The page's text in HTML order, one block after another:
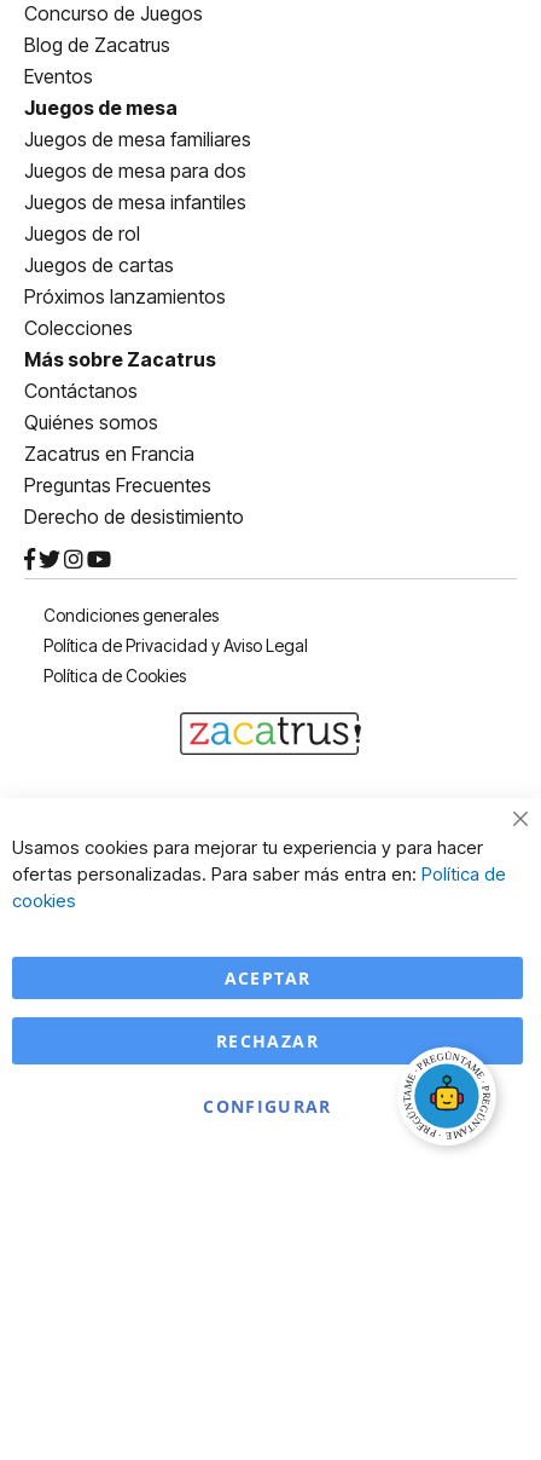
Concurso de Juegos
Blog de Zacatrus
Eventos
Juegos de mesa
Juegos de mesa familiares
Juegos de mesa para dos
Juegos de mesa infantiles
Juegos de rol
Juegos de cartas
Próximos lanzamientos
Colecciones
Más sobre Zacatrus
Contáctanos
Quiénes somos
Zacatrus en Francia
Preguntas Frecuentes
Derecho de desistimiento
Condiciones generales
Política de Privacidad y Aviso Legal
Política de Cookies
Usamos cookies para mejorar tu experiencia y para hacer
ofertas personalizadas. Para saber más entra en: Política de
cookies
ACEPTAR
CONFIGURAR
RECHAZAR